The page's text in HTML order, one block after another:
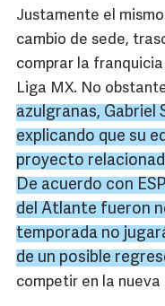
Justamente el
cambio de sede,
comprar la
Liga MX. No
azulgranas, Gabriel
explicando que su
proyecto
De acuerdo con
del Atlante fueron
temporada no
de un posible
competir en la nueva